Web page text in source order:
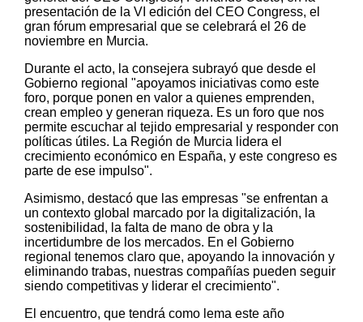
presentación de la VI edición del CEO Congress, el
gran fórum empresarial que se celebrará el 26 de
noviembre en Murcia.
Durante el acto, la consejera subrayó que desde el
Gobierno regional "apoyamos iniciativas como este
foro, porque ponen en valor a quienes emprenden,
crean empleo y generan riqueza. Es un foro que nos
permite escuchar al tejido empresarial y responder con
políticas útiles. La Región de Murcia lidera el
crecimiento económico en España, y este congreso es
parte de ese impulso".
Asimismo, destacó que las empresas "se enfrentan a
un contexto global marcado por la digitalización, la
sostenibilidad, la falta de mano de obra y la
incertidumbre de los mercados. En el Gobierno
regional tenemos claro que, apoyando la innovación y
eliminando trabas, nuestras compañías pueden seguir
siendo competitivas y liderar el crecimiento".
El encuentro, que tendrá como lema este año